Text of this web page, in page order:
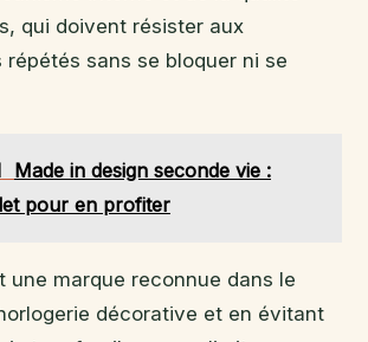
qui doivent résister aux
répétés sans se bloquer ni se
Made in design seconde vie :
pour en profiter
une marque reconnue dans le
décorative et en évitant